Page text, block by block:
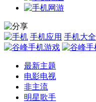
手机应用 手机大全
最新主题
电影电视
非主流
明星歌手